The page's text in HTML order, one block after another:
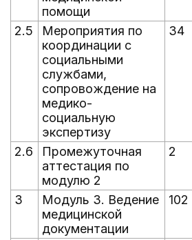
помощи
2.5
Мероприятия по
координации с
социальными
службами,
сопровождение на
медико-
социальную
экспертизу
34
2.6
Промежуточная
аттестация по
модулю 2
2
3
Модуль 3. Ведение
медицинской
документации
102